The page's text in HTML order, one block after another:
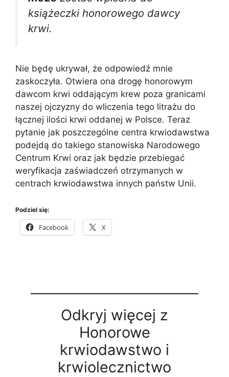
książeczki honorowego dawcy
krwi.
Nie będę ukrywał, że odpowiedź mnie
zaskoczyła. Otwiera ona drogę honorowym
dawcom krwi oddającym krew poza granicami
naszej ojczyzny do wliczenia tego litrażu do
łącznej ilości krwi oddanej w Polsce. Teraz
pytanie jak poszczególne centra krwiodawstwa
podejdą do takiego stanowiska Narodowego
Centrum Krwi oraz jak będzie przebiegać
weryfikacja zaświadczeń otrzymanych w
centrach krwiodawstwa innych państw Unii.
Podziel się:
Facebook X
Odkryj więcej z
Honorowe
krwiodawstwo i
krwiolecznictwo